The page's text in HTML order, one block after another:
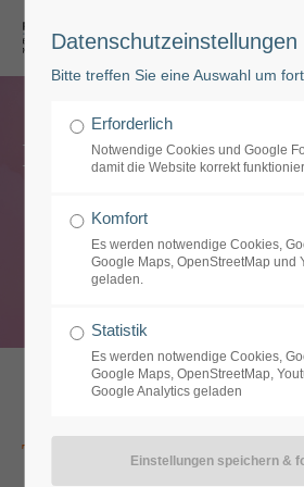
Anmelden
|Lost your password?
Ergotherapie
Therapiehund
Datenschutzeinstellungen
Bitte treffen Sie eine Auswahl um
Erforderlich
Notwendige Cookies und Google
damit die Website korrekt
Komfort
Es werden notwendige Cookies,
Google Maps, OpenStreetMap und
geladen.
Statistik
Es werden notwendige Cookies,
Google Maps, OpenStreetMap,
Google Analytics geladen